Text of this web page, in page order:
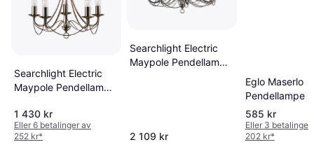
Searchlight Electric
Maypole Pendellampe
1 430 kr
Eller 6 betalinger av
252 kr*
Searchlight Electric
Maypole Pendellampe
2 109 kr
Eglo Maserlo
Pendellampe
585 kr
Eller 3 betalinger
202 kr*